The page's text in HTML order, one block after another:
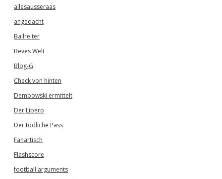
allesausseraas
angedacht
Ballreiter
Beves Welt
Blog-G
Check von hinten
Dembowski ermittelt
Der Libero
Der tödliche Pass
Fanartisch
Flashscore
football arguments